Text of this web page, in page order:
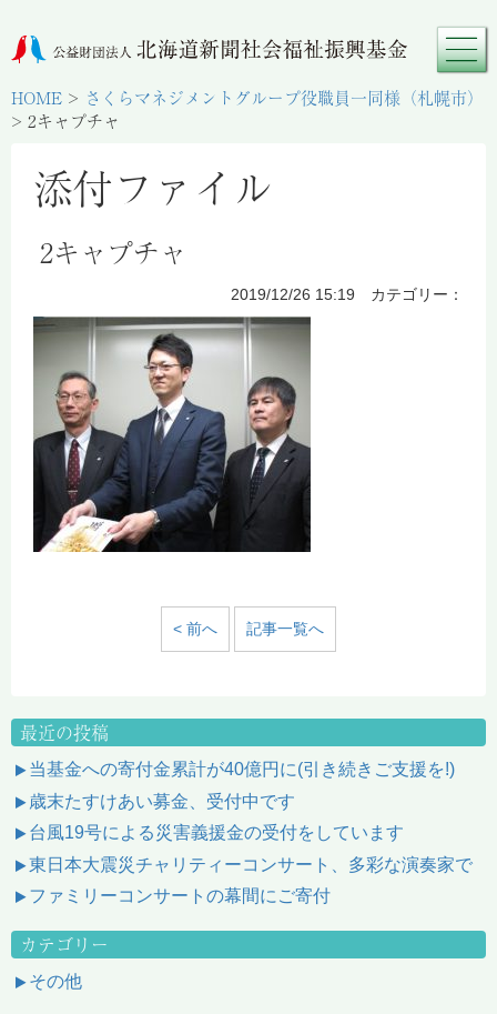
HOME > さくらマネジメントグループ役職員一同様（札幌市）
> 2キャプチャ
添付ファイル
2キャプチャ
2019/12/26 15:19 カテゴリー：
< 前へ 記事一覧へ
最近の投稿
当基金への寄付金累計が40億円に(引き続きご支援を!)
歳末たすけあい募金、受付中です
台風19号による災害義援金の受付をしています
東日本大震災チャリティーコンサート、多彩な演奏家で
ファミリーコンサートの幕間にご寄付
カテゴリー
その他